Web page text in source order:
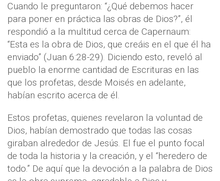
Cuando le preguntaron: “¿Qué debemos hacer
para poner en práctica las obras de Dios?”, él
respondió a la multitud cerca de Capernaum:
“Esta es la obra de Dios, que creáis en el que él ha
enviado” (Juan 6:28-29). Diciendo esto, reveló al
pueblo la enorme cantidad de Escrituras en las
que los profetas, desde Moisés en adelante,
habían escrito acerca de él.
Estos profetas, quienes revelaron la voluntad de
Dios, habían demostrado que todas las cosas
giraban alrededor de Jesús. El fue el punto focal
de toda la historia y la creación, y el “heredero de
todo.” De aquí que la devoción a la palabra de Dios